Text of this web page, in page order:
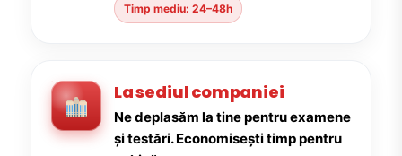
Timp mediu: 24–48h
La sediul companiei
Ne deplasăm la tine pentru examene
și testări. Economisești timp pentru